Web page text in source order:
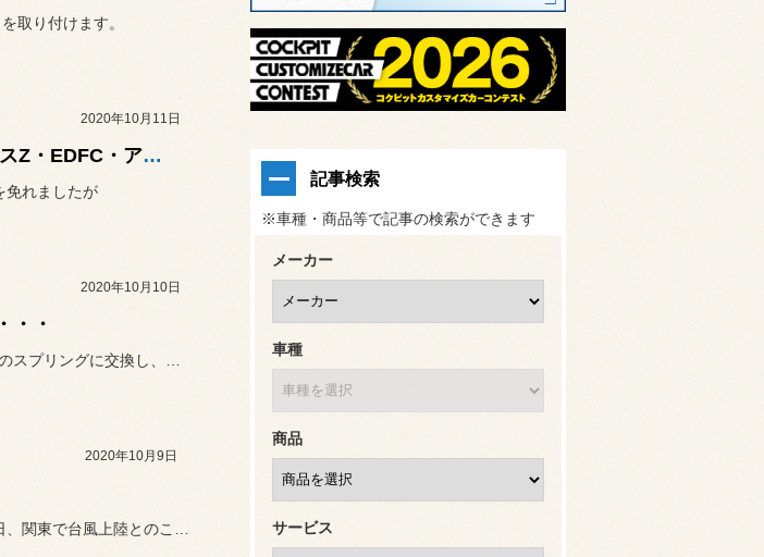
取り付けます。
2020年10月11日
トヨタSAI テイン フレックスZ・EDFC・アライメント調整
免れましたが
2020年10月10日
・・
2020年10月9日
記事検索
※車種・商品等で記事の検索ができます
メーカー
車種
商品
サービス